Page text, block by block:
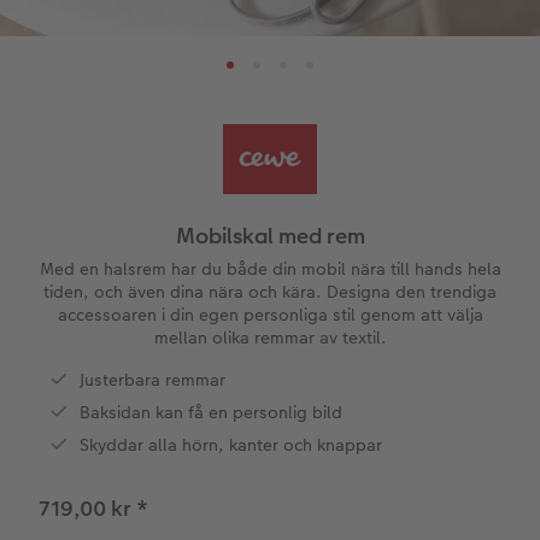
Papperstyper och omslag
CEWE FOTOBOK Color pop
Minnesficka
Tillbehör
Förstoring på standardpapper
Klistermärken
Tillbehör
Bild på aluminiumplatta
Bild på akrylglas
Bild på trä
Förstoring med karta
Fotopapper med plakatlist
Tygprodukter
Fotomagneter
Art Prints
Fyll-själv-presentask
Mobilskal
Designa själv
Dubbla kort
Vykort
Kort med insticksbild
Placeringskort
Valmöjligheter
Tillbehör
Mobilskal med rem
Med en halsrem har du både din mobil nära till hands hela
tiden, och även dina nära och kära. Designa den trendiga
accessoaren i din egen personliga stil genom att välja
mellan olika remmar av textil.
Justerbara remmar
Baksidan kan få en personlig bild
Skyddar alla hörn, kanter och knappar
719,00 kr *